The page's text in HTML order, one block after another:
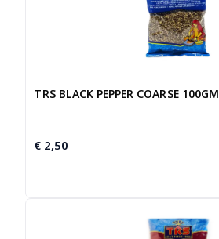
TRS BLACK PEPPER COARSE 100GM
€ 2,50